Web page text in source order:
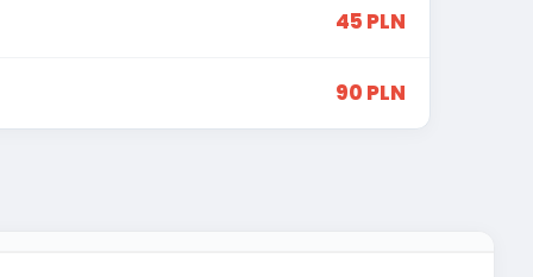
45 PLN
90 PLN